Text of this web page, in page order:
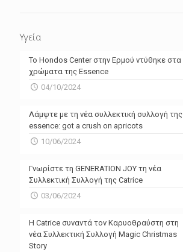
Υγεία
Το Hondos Center στην Ερμού ντύθηκε στα
χρώματα της Essence
04/10/2024
Λάμψτε με τη νέα συλλεκτική συλλογή της
essence: got a crush on apricots
10/06/2024
Γνωρίστε τη GENERATION JOY τη νέα
Συλλεκτική Συλλογή της Catrice
03/06/2024
Η Catrice συναντά τον Καρυοθραύστη στη
νέα Συλλεκτική Συλλογή Magic Christmas
Story